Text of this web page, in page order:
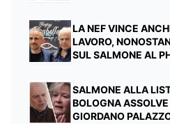
LA NEF VINCE
LAVORO,
SUL SALMONE AL
SALMONE ALLA
BOLOGNA
GIORDANO